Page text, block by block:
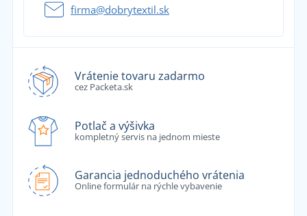
firma@dobrytextil.sk
Vrátenie tovaru zadarmo
cez Packeta.sk
Potlač a výšivka
kompletný servis na jednom mieste
Garancia jednoduchého vrátenia
Online formulár na rýchle vybavenie